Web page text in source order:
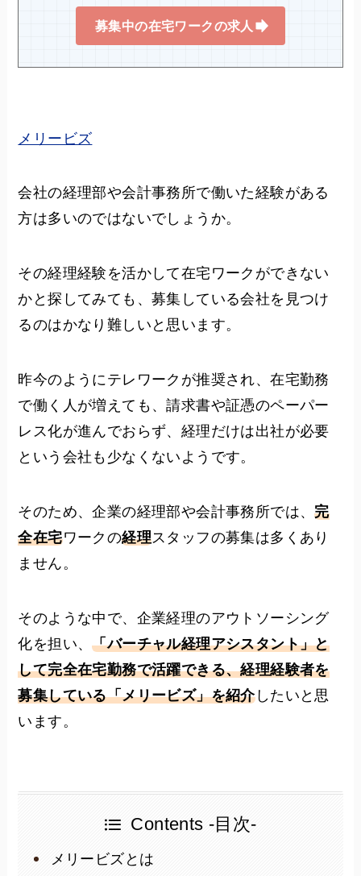
募集中の在宅ワークの求人
メリービズ
会社の経理部や会計事務所で働いた経験がある
方は多いのではないでしょうか。
その経理経験を活かして在宅ワークができない
かと探してみても、募集している会社を見つけ
るのはかなり難しいと思います。
昨今のようにテレワークが推奨され、在宅勤務
で働く人が増えても、請求書や証憑のペーパー
レス化が進んでおらず、経理だけは出社が必要
という会社も少なくないようです。
そのため、企業の経理部や会計事務所では、完
全在宅ワークの経理スタッフの募集は多くあり
ません。
そのような中で、企業経理のアウトソーシング
化を担い、「バーチャル経理アシスタント」と
して完全在宅勤務で活躍できる、経理経験者を
募集している「メリービズ」を紹介したいと思
います。
Contents -目次-
メリービズとは